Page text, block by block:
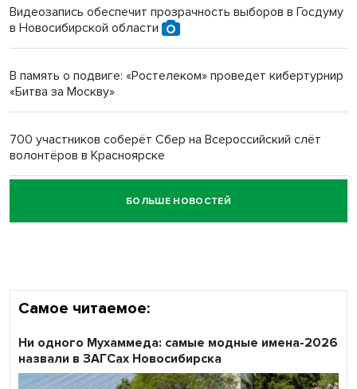
Новосибирский преподаватель с женой вошли в топ-16
Видеозапись обеспечит прозрачность выборов в Госдуму
в Новосибирской области
В память о подвиге: «Ростелеком» проведет кибертурнир
«Битва за Москву»
700 участников соберёт Сбер на Всероссийский слёт
волонтёров в Красноярске
Честный выбор: видеонаблюдение обеспечит
объективность результатов ЕДГ в Новосибирской
БОЛЬШЕ НОВОСТЕЙ
Самое читаемое:
Ни одного Мухаммеда: самые модные имена-2026
назвали в ЗАГСах Новосибирска